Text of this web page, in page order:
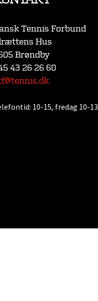
Tennis Forbund
Hus
Brøndby
43 26 26 60
10-15, fredag 10-13